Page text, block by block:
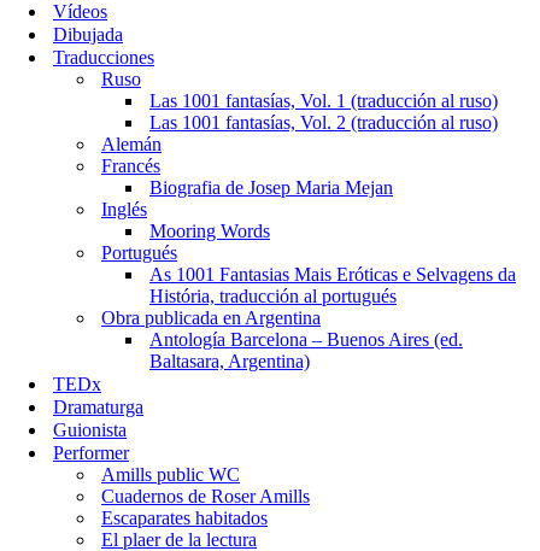
Vídeos
Dibujada
Traducciones
Ruso
Las 1001 fantasías, Vol. 1 (traducción al ruso)
Las 1001 fantasías, Vol. 2 (traducción al ruso)
Alemán
Francés
Biografia de Josep Maria Mejan
Inglés
Mooring Words
Portugués
As 1001 Fantasias Mais Eróticas e Selvagens da
História, traducción al portugués
Obra publicada en Argentina
Antología Barcelona – Buenos Aires (ed.
Baltasara, Argentina)
TEDx
Dramaturga
Guionista
Performer
Amills public WC
Cuadernos de Roser Amills
Escaparates habitados
El plaer de la lectura